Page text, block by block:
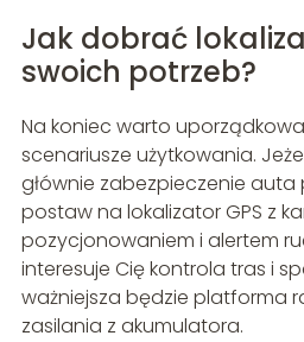
Jak dobrać
swoich potrzeb?
Na koniec warto
scenariusze użytkowania.
głównie zabezpieczenie auta
postaw na lokalizator GPS z
pozycjonowaniem i alertem
interesuje Cię kontrola tras i
ważniejsza będzie platforma
zasilania z akumulatora.